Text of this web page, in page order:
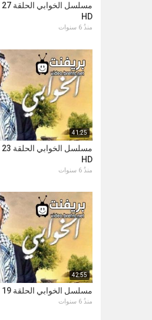
HD
منذُ 6 سنوات
41:25
HD
منذُ 6 سنوات
42:55
مسلسل الخوابي الحلقة 19 التاسعة عشر - HD
منذُ 6 سنوات